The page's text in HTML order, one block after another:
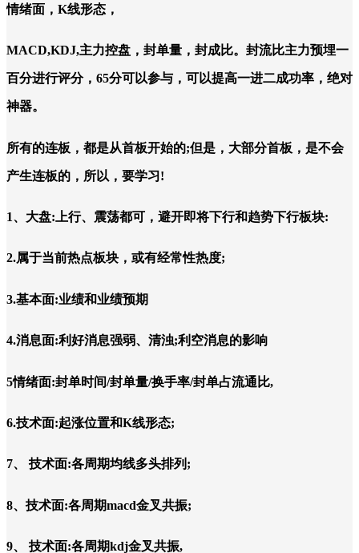
情绪面，K线形态，
MACD,KDJ,主力控盘，封单量，封成比。封流比主力预埋一
百分进行评分，65分可以参与，可以提高一进二成功率，绝对
神器。
所有的连板，都是从首板开始的;但是，大部分首板，是不会
产生连板的，所以，要学习!
1、大盘:上行、震荡都可，避开即将下行和趋势下行板块:
2.属于当前热点板块，或有经常性热度;
3.基本面:业绩和业绩预期
4.消息面:利好消息强弱、清浊;利空消息的影响
5情绪面:封单时间/封单量/换手率/封单占流通比,
6.技术面:起涨位置和K线形态;
7、 技术面:各周期均线多头排列;
8、技术面:各周期macd金叉共振;
9、 技术面:各周期kdj金叉共振,